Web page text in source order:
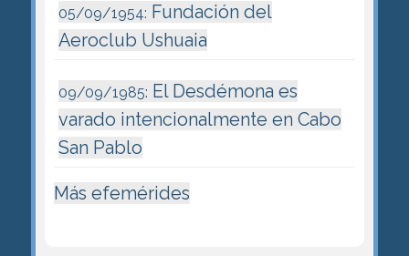
05/09/1954: Fundación del
Aeroclub Ushuaia
09/09/1985: El Desdémona es
varado intencionalmente en Cabo
San Pablo
Más efemérides